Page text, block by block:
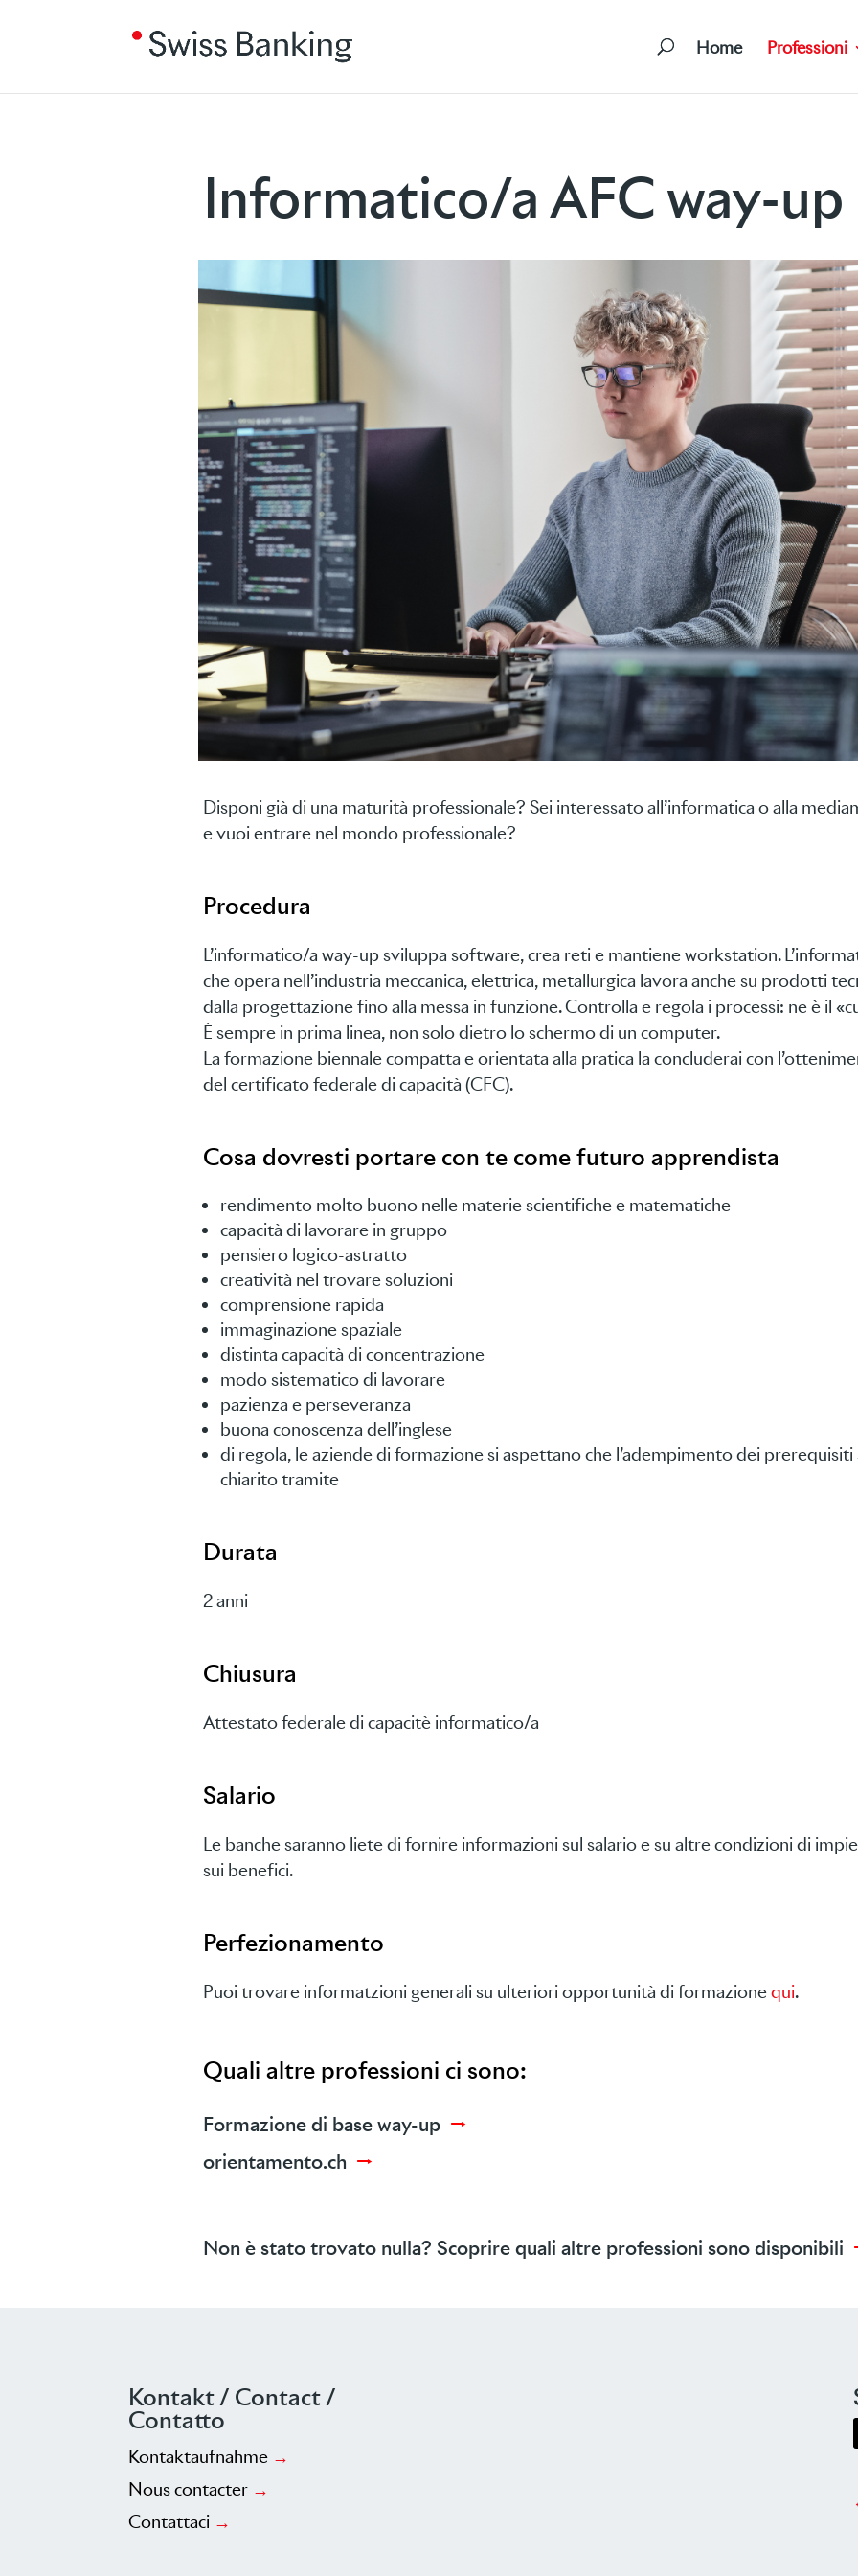
Home Professioni
Informatico/a AFC way-up
Disponi già di una maturità professionale? Sei interessato all’informatica o alla
e vuoi entrare nel mondo professionale?
Procedura
L’informatico/a way-up sviluppa software, crea reti e mantiene workstation.
che opera nell’industria meccanica, elettrica, metallurgica lavora anche su prodotti
dalla progettazione fino alla messa in funzione. Controlla e regola i processi: ne è il
È sempre in prima linea, non solo dietro lo schermo di un computer.
La formazione biennale compatta e orientata alla pratica la concluderai con
del certificato federale di capacità (CFC).
Cosa dovresti portare con te come futuro apprendista
rendimento molto buono nelle materie scientifiche e matematiche
capacità di lavorare in gruppo
pensiero logico-astratto
creatività nel trovare soluzioni
comprensione rapida
immaginazione spaziale
distinta capacità di concentrazione
modo sistematico di lavorare
pazienza e perseveranza
buona conoscenza dell’inglese
di regola, le aziende di formazione si aspettano che l’adempimento dei prerequisiti
chiarito tramite
Durata
2 anni
Chiusura
Attestato federale di capacitè informatico/a
Salario
Le banche saranno liete di fornire informazioni sul salario e su altre condizioni di
sui benefici.
Perfezionamento
Puoi trovare informatzioni generali su ulteriori opportunità di formazionequi.
Quali altre professioni ci sono:
Formazione di base way-up →
orientamento.ch →
Non è stato trovato nulla? Scoprire quali altre professioni sono disponibili
Kontakt / Contact /
Contatto
Kontaktaufnahme →
Nous contacter →
Contattaci →